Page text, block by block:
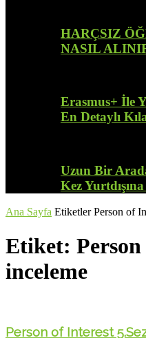
HARÇSIZ
NASIL
Erasmus+ İle
En Detaylı
Uzun Bir
Kez
Ana Sayfa Etiketler Person of
Etiket:
inceleme
Person of Interest